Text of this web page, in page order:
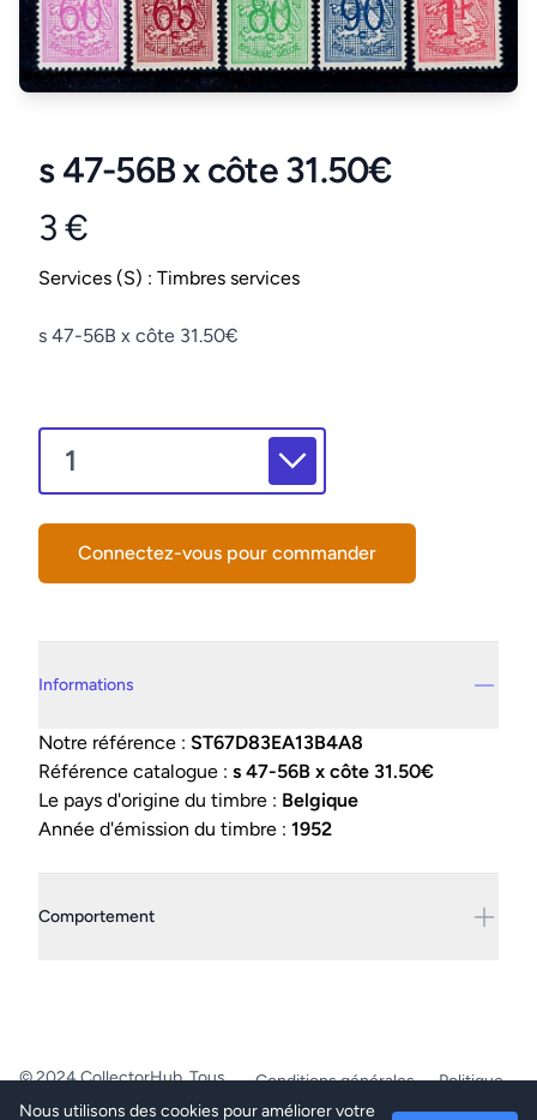
Nous utilisons des cookies pour améliorer votre
s 47-56B x côte 31.50€
Product information
3 €
Conditions
Services (S) : Timbres services
Description
s 47-56B x côte 31.50€
Connectez-vous pour commander
Informations
Notre référence : ST67D83EA13B4A8
Référence catalogue : s 47-56B x côte 31.50€
Le pays d'origine du timbre : Belgique
Année d'émission du timbre : 1952
Comportement
© 2024 CollectorHub. Tous
droits réservés.
Conditions générales
Politique
de confidentialité